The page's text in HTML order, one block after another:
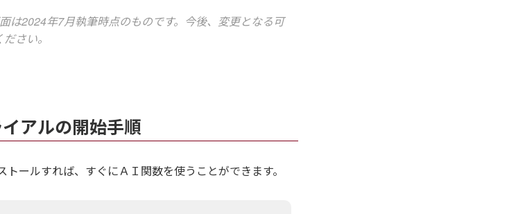
は2024年7月執筆時点のものです。今後、変更となる可
さい。
アルの開始手順
ールすれば、すぐにＡＩ関数を使うことができます。